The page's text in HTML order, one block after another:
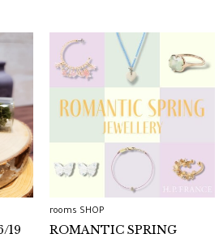
19
rooms SHOP
ROMANTIC SPRING